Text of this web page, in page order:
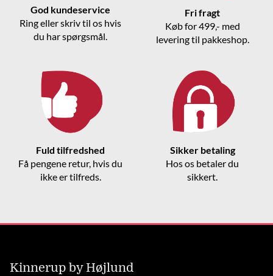
God kundeservice
Ring eller skriv til os hvis
du har spørgsmål.
Fri fragt
Køb for 499,- med
levering til pakkeshop.
Fuld tilfredshed
Få pengene retur, hvis du
ikke er tilfreds.
Sikker betaling
Hos os betaler du
sikkert.
Kinnerup by Højlund